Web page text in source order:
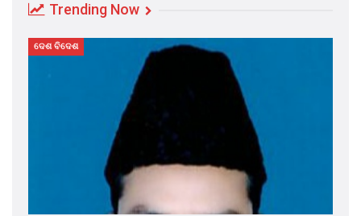
Trending Now
ଦେଶ ବିଦେଶ